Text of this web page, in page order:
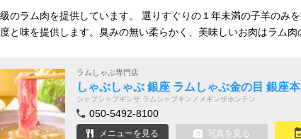
のラム肉を提供しています。 選りすぐりの１年未満の子羊のみ
と味を提供します。臭みの無い柔らかく、美味しいお肉はラム肉
ラムしゃぶ専門店
しゃぶしゃぶ 銀座 ラムしゃぶ金の目 銀座
シャブシャブギンザ ラムシャブキンノメギンザホンテン
050-5492-8100
メニューを見る 写真を見る